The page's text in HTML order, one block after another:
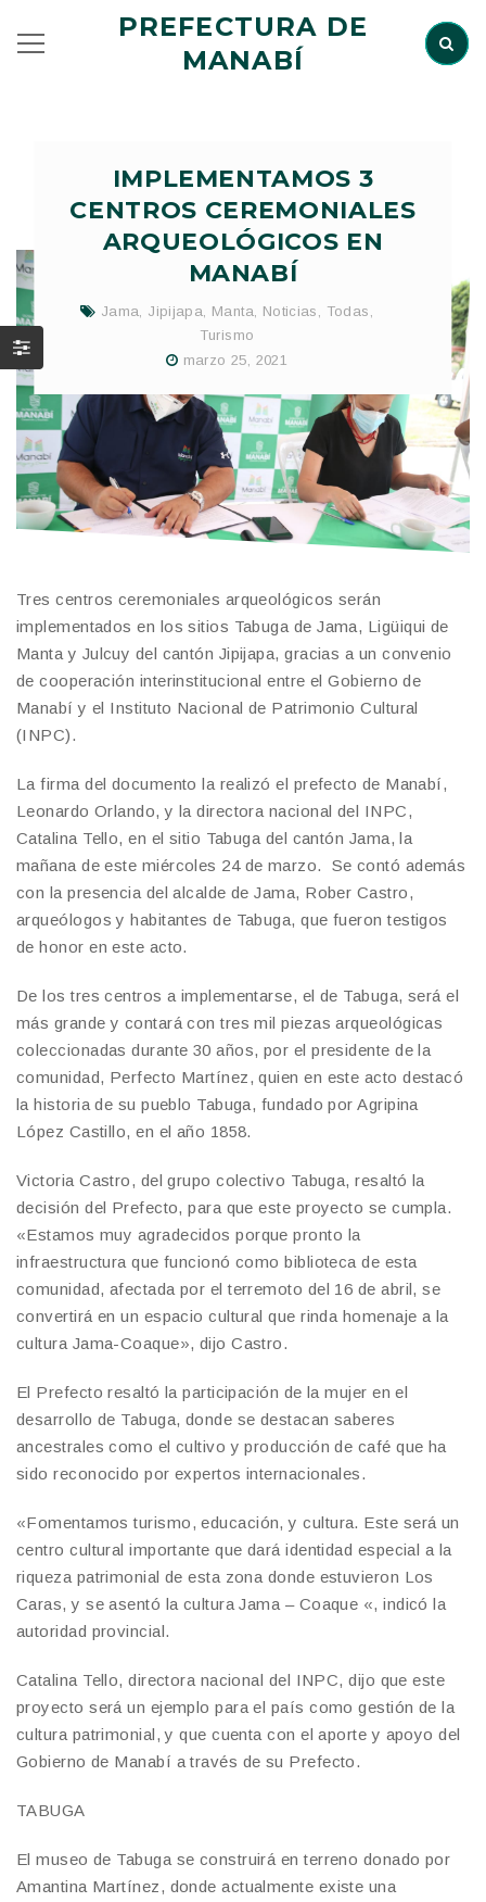
PREFECTURA DE
MANABÍ
IMPLEMENTAMOS 3
CENTROS CEREMONIALES
ARQUEOLÓGICOS EN
MANABÍ
Jama, Jipijapa, Manta, Noticias , Todas ,
Turismo
marzo 25, 2021
Tres centros ceremoniales arqueológicos serán
implementados en los sitios Tabuga de Jama, Ligüiqui de
Manta y Julcuy del cantón Jipijapa, gracias a un convenio
de cooperación interinstitucional entre el Gobierno de
Manabí y el Instituto Nacional de Patrimonio Cultural
(INPC).
La firma del documento la realizó el prefecto de Manabí,
Leonardo Orlando, y la directora nacional del INPC,
Catalina Tello, en el sitio Tabuga del cantón Jama, la
mañana de este miércoles 24 de marzo. Se contó además
con la presencia del alcalde de Jama, Rober Castro,
arqueólogos y habitantes de Tabuga, que fueron testigos
de honor en este acto.
De los tres centros a implementarse, el de Tabuga, será el
más grande y contará con tres mil piezas arqueológicas
coleccionadas durante 30 años, por el presidente de la
comunidad, Perfecto Martínez, quien en este acto destacó
la historia de su pueblo Tabuga, fundado por Agripina
López Castillo, en el año 1858.
Victoria Castro, del grupo colectivo Tabuga, resaltó la
decisión del Prefecto, para que este proyecto se cumpla.
«Estamos muy agradecidos porque pronto la
infraestructura que funcionó como biblioteca de esta
comunidad, afectada por el terremoto del 16 de abril, se
convertirá en un espacio cultural que rinda homenaje a la
cultura Jama-Coaque», dijo Castro.
El Prefecto resaltó la participación de la mujer en el
desarrollo de Tabuga, donde se destacan saberes
ancestrales como el cultivo y producción de café que ha
sido reconocido por expertos internacionales.
«Fomentamos turismo, educación, y cultura. Este será un
centro cultural importante que dará identidad especial a la
riqueza patrimonial de esta zona donde estuvieron Los
Caras, y se asentó la cultura Jama – Coaque «, indicó la
autoridad provincial.
Catalina Tello, directora nacional del INPC, dijo que este
proyecto será un ejemplo para el país como gestión de la
cultura patrimonial, y que cuenta con el aporte y apoyo del
Gobierno de Manabí a través de su Prefecto.
TABUGA
El museo de Tabuga se construirá en terreno donado por
Amantina Martínez, donde actualmente existe una